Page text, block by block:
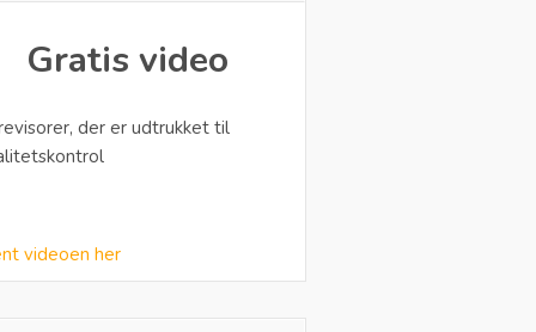
Gratis video
der er udtrukket til
videoen her